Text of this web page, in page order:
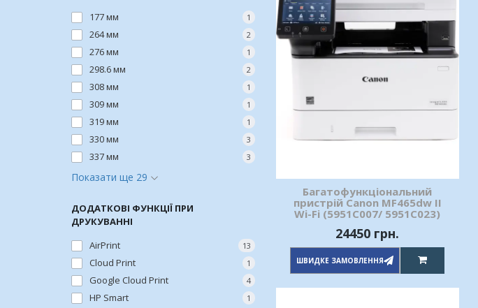
177 мм
1
264 мм 2
276 мм 1
298.6 мм 2
308 мм 1
309 мм 1
319 мм 1
330 мм 3
337 мм 3
Показати ще 29
ДОДАТКОВІ ФУНКЦІЇ ПРИ
ДРУКУВАННІ
AirPrint
13
Cloud Print 1
Google Cloud Print 4
HP Smart 1
Багатофункціональний
пристрій Canon MF465dw II
Wi-Fi (5951C007/ 5951С023)
24450 грн.
ШВИДКЕ ЗАМОВЛЕННЯ